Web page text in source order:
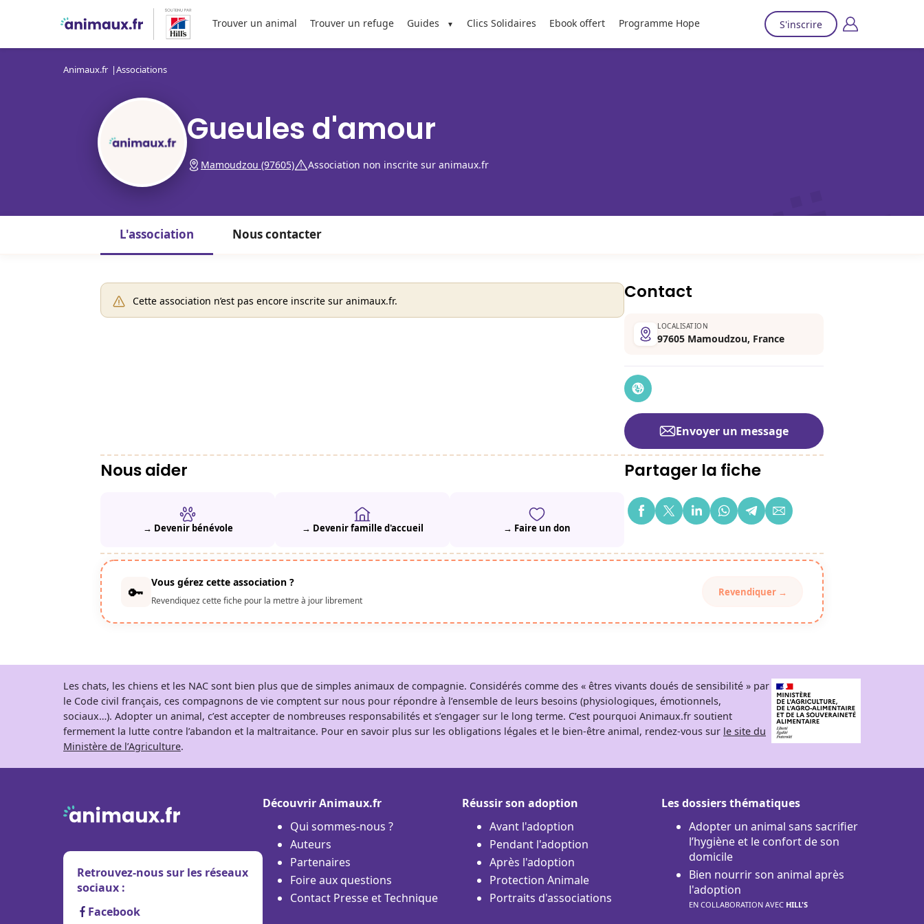
Trouver un animal Trouver un refuge Guides Clics Solidaires Ebook offert Programme Hope S'inscrire
Animaux.fr Associations
Gueules d'amour
Mamoudzou (97605) Association non inscrite sur animaux.fr
L'association Nous contacter
Cette association n’est pas encore inscrite sur animaux.fr. Contact
LOCALISATION
97605 Mamoudzou, France
Envoyer un message
Nous aider
→ Devenir bénévole → Devenir famille d'accueil → Faire un don
Partager la fiche
🔑 Vous gérez cette association ?
Revendiquez cette fiche pour la mettre à jour librement
Revendiquer →
Les chats, les chiens et les NAC sont bien plus que de simples animaux de compagnie. Considérés comme des « êtres vivants doués de sensibilité » par
le Code civil français, ces compagnons de vie comptent sur nous pour répondre à l’ensemble de leurs besoins (physiologiques, émotionnels,
sociaux…). Adopter un animal, c’est accepter de nombreuses responsabilités et s’engager sur le long terme. C’est pourquoi Animaux.fr soutient
fermement la lutte contre l’abandon et la maltraitance. Pour en savoir plus sur les obligations légales et le bien-être animal, rendez-vous sur le site du
Ministère de l’Agriculture.
Retrouvez-nous sur les réseaux
sociaux :
Facebook
Découvrir Animaux.fr
Qui sommes-nous ?
Auteurs
Partenaires
Foire aux questions
Contact Presse et Technique
Réussir son adoption
Avant l'adoption
Pendant l'adoption
Après l'adoption
Protection Animale
Portraits d'associations
Les dossiers thématiques
Adopter un animal sans sacrifier
l’hygiène et le confort de son
domicile
Bien nourrir son animal après
l'adoption
EN COLLABORATION AVEC HILL'S